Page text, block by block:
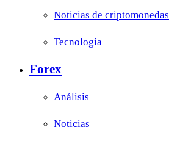
Noticias de criptomonedas
Tecnología
Forex
Análisis
Noticias